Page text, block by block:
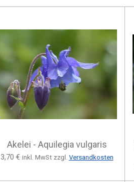
Akelei - Aquilegia vulgaris
3,70 € inkl. MwSt zzgl. Versandkosten